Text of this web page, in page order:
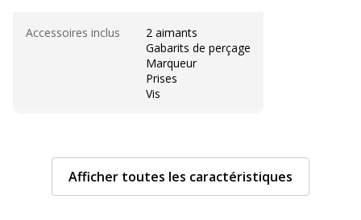
Accessoires inclus
2 aimants
Gabarits de perçage
Marqueur
Prises
Vis
Blanc
Afficher toutes les caractéristiques